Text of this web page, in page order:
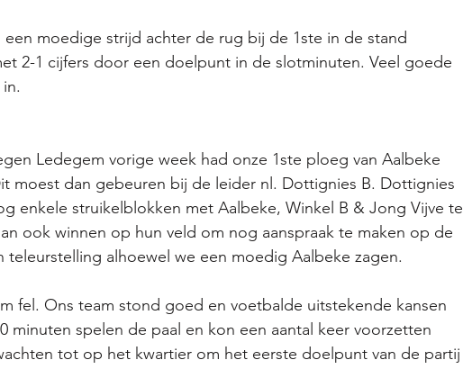
moedige strijd achter de rug bij de 1ste in de stand
2-1 cijfers door een doelpunt in de slotminuten. Veel goede
Ledegem vorige week had onze 1ste ploeg van Aalbeke
moest dan gebeuren bij de leider nl. Dottignies B. Dottignies
enkele struikelblokken met Aalbeke, Winkel B & Jong Vijve te
ook winnen op hun veld om nog aanspraak te maken op de
alhoewel we een moedig Aalbeke zagen.
fel. Ons team stond goed en voetbalde uitstekende kansen
minuten spelen de paal en kon een aantal keer voorzetten
tot op het kwartier om het eerste doelpunt van de partij